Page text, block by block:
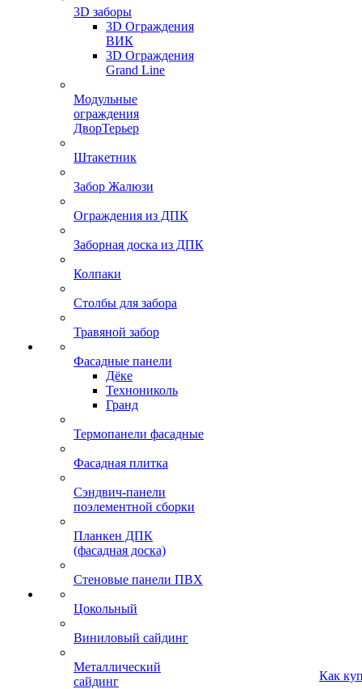
3D заборы
3D Ограждения
ВИК
3D Ограждения
Grand Line
Модульные
ограждения
ДворТерьер
Штакетник
Забор Жалюзи
Ограждения из ДПК
Заборная доска из ДПК
Колпаки
Столбы для забора
Травяной забор
Фасадные панели
Дёке
Технониколь
Гранд
Термопанели фасадные
Фасадная плитка
Сэндвич-панели
поэлементной сборки
Планкен ДПК
(фасадная доска)
Стеновые панели ПВХ
Цокольный
Виниловый сайдинг
Металлический
сайдинг
Как